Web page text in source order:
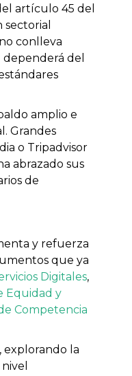
artículo 45 del
conlleva
del
amplio e
Grandes
o Tripadvisor
abrazado sus
de
y refuerza
que ya
Digitales,
Equidad y
Competencia
explorando la